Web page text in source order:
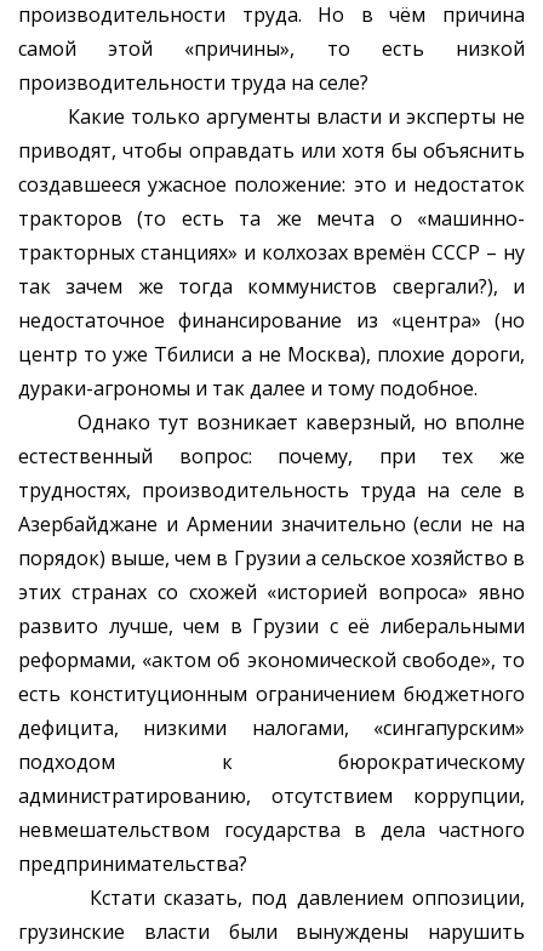
производительности труда. Но в чём причина
самой этой «причины», то есть низкой
производительности труда на селе?
Какие только аргументы власти и эксперты не
приводят, чтобы оправдать или хотя бы объяснить
создавшееся ужасное положение: это и недостаток
тракторов (то есть та же мечта о «машинно-
тракторных станциях» и колхозах времён СССР – ну
так зачем же тогда коммунистов свергали?), и
недостаточное финансирование из «центра» (но
центр то уже Тбилиси а не Москва), плохие дороги,
дураки-агрономы и так далее и тому подобное.
Однако тут возникает каверзный, но вполне
естественный вопрос: почему, при тех же
трудностях, производительность труда на селе в
Азербайджане и Армении значительно (если не на
порядок) выше, чем в Грузии а сельское хозяйство в
этих странах со схожей «историей вопроса» явно
развито лучше, чем в Грузии с её либеральными
реформами, «актом об экономической свободе», то
есть конституционным ограничением бюджетного
дефицита, низкими налогами, «сингапурским»
подходом к бюрократическому
администратированию, отсутствием коррупции,
невмешательством государства в дела частного
предпринимательства?
Кстати сказать, под давлением оппозиции,
грузинские власти были вынуждены нарушить